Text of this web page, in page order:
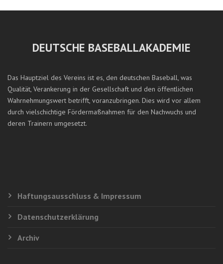
DEUTSCHE BASEBALLAKADEMIE
Das Hauptziel des Vereins ist es, den deutschen Baseball, was
Qualität, Verankerung in der Gesellschaft und den öffentlichen
Wahrnehmungswert betrifft, voranzubringen. Dies wird vor allem
durch vielschichtige Fördermaßnahmen für den Nachwuchs und
deren Trainern umgesetzt.
Haftungsausschluss & Impressum
Datenschutzerklärung
Archiv